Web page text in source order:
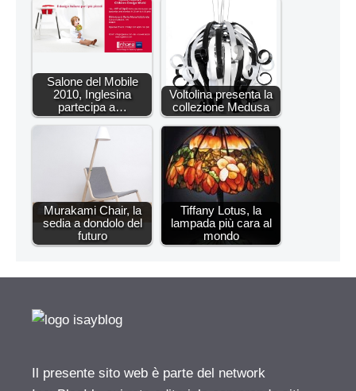
Salone del Mobile
2010, Inglesina
partecipa a…
Voltolina presenta la
collezione Medusa
Murakami Chair, la
sedia a dondolo del
futuro
Tiffany Lotus, la
lampada più cara al
mondo
Il presente sito web è parte del network